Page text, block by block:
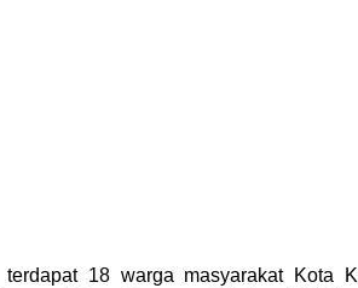
18 warga masyarakat Kota